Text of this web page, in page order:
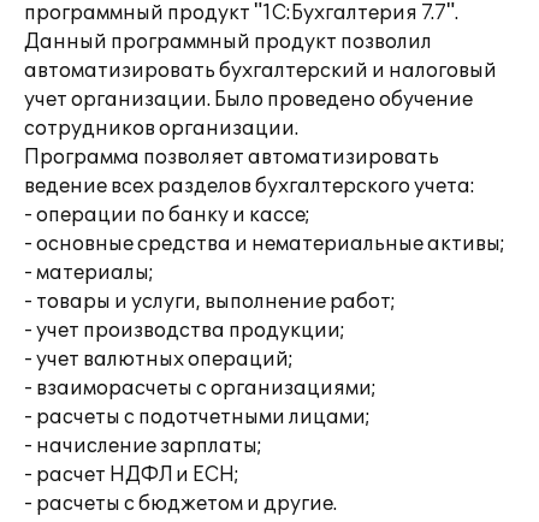
программный продукт "1С:Бухгалтерия 7.7".
Данный программный продукт позволил
автоматизировать бухгалтерский и налоговый
учет организации. Было проведено обучение
сотрудников организации.
Программа позволяет автоматизировать
ведение всех разделов бухгалтерского учета:
- операции по банку и кассе;
- основные средства и нематериальные активы;
- материалы;
- товары и услуги, выполнение работ;
- учет производства продукции;
- учет валютных операций;
- взаиморасчеты с организациями;
- расчеты с подотчетными лицами;
- начисление зарплаты;
- расчет НДФЛ и ЕСН;
- расчеты с бюджетом и другие.